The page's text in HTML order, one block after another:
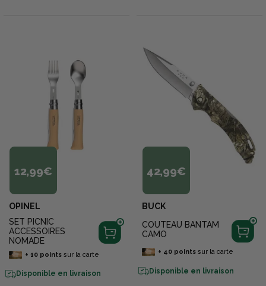
12,99€
OPINEL
SET PICNIC
ACCESSOIRES
NOMADE
+ 10pointssur la carte
Disponible en livraison
42,99€
BUCK
COUTEAU BANTAM
CAMO
+ 40pointssur la carte
Disponible en livraison